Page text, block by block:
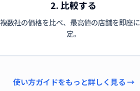
2. 比較する
複数社の価格を比べ、最高値の店舗を即座
定。
使い方ガイドをもっと詳しく見る →